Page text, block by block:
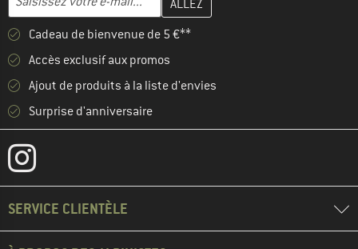
Cadeau de bienvenue de 5 €**
Accès exclusif aux promos
Ajout de produits à la liste d'envies
Surprise d'anniversaire
SERVICE CLIENTÈLE